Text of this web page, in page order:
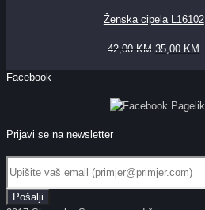
Ženska cipela L16102
42,00 KM 35,00 KM
Facebook
Prijavi se na newsletter